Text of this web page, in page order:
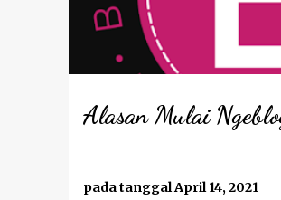
Alasan Mulai
pada tanggalApril 14, 2021